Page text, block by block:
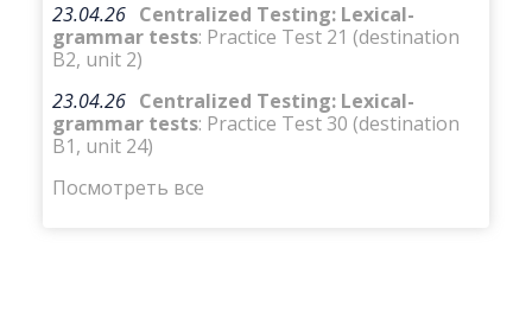
23.04.26 Centralized Testing: Lexical-
grammar tests: Practice Test 21 (destination
B2, unit 2)
23.04.26 Centralized Testing: Lexical-
grammar tests: Practice Test 30 (destination
B1, unit 24)
Посмотреть все